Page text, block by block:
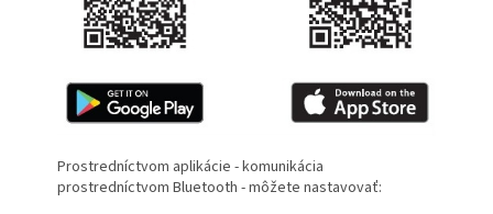
Prostredníctvom aplikácie - komunikácia
prostredníctvom Bluetooth - môžete nastavovať: